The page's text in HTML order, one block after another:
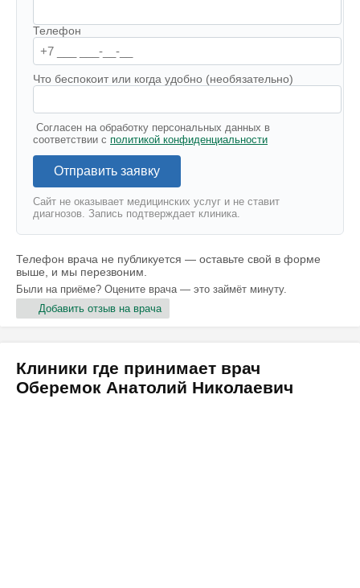
Телефон
Что беспокоит или когда удобно (необязательно)
Согласен на обработку персональных данных в
соответствии с политикой конфиденциальности
Отправить заявку
Сайт не оказывает медицинских услуг и не ставит
диагнозов. Запись подтверждает клиника.
Телефон врача не публикуется — оставьте свой в форме
выше, и мы перезвоним.
Были на приёме? Оцените врача — это займёт минуту.
Добавить отзыв на врача
Клиники где принимает врач
Оберемок Анатолий Николаевич